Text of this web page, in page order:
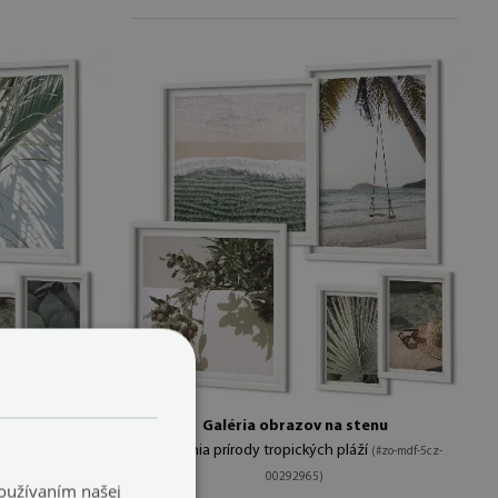
Galéria obrazov na stenu
harmónia prírody tropických pláží (#zo-mdf-5cz-
00292965)
našej